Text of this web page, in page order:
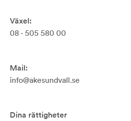
Växel:
08 - 505 580 00
Mail:
info@akesundvall.se
Dina rättigheter